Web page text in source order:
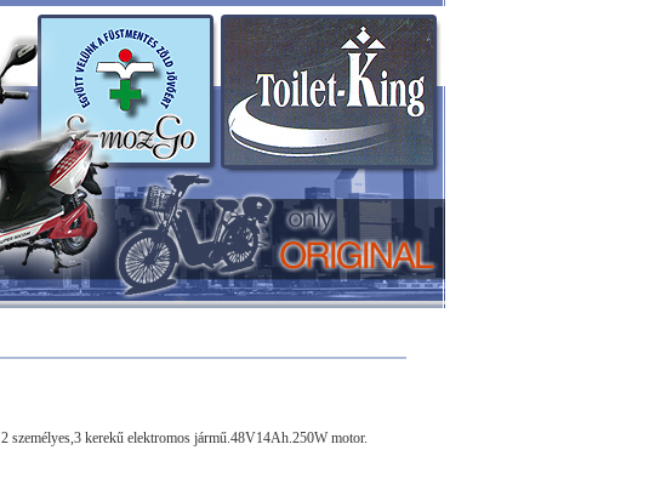
2 személyes,3 kerekű elektromos jármű.48V14Ah.250W motor.